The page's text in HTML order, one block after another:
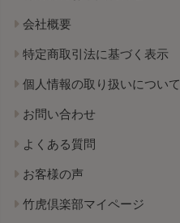
会社概要
特定商取引法に基づく表示
個人情報の取り扱いについて
お問い合わせ
よくある質問
お客様の声
竹虎倶楽部マイページ